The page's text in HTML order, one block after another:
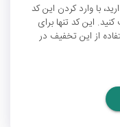
با وارد کردن این کد
کنید. این کد تنها برای
از این تخفیف در